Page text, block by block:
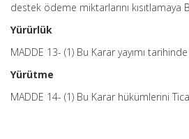
destek ödeme miktarlarını kısıtlamaya
Yürürlük
MADDE 13- (1) Bu Karar yayımı
Yürütme
MADDE 14- (1) Bu Karar hükümlerini